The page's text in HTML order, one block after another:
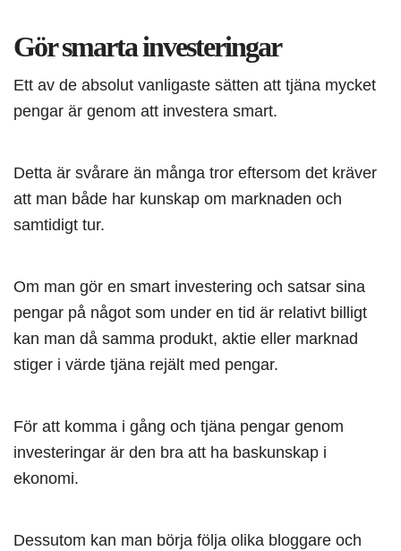
Gör smarta investeringar
Ett av de absolut vanligaste sätten att tjäna mycket
pengar är genom att investera smart.
Detta är svårare än många tror eftersom det kräver
att man både har kunskap om marknaden och
samtidigt tur.
Om man gör en smart investering och satsar sina
pengar på något som under en tid är relativt billigt
kan man då samma produkt, aktie eller marknad
stiger i värde tjäna rejält med pengar.
För att komma i gång och tjäna pengar genom
investeringar är den bra att ha baskunskap i
ekonomi.
Dessutom kan man börja följa olika bloggare och